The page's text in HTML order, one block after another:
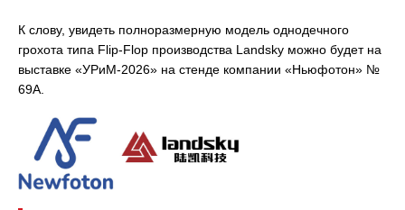
К слову, увидеть полноразмерную модель однодечного
грохота типа Flip-Flop производства Landsky можно будет на
выставке «УРиМ-2026» на стенде компании «Ньюфотон» №
69А.